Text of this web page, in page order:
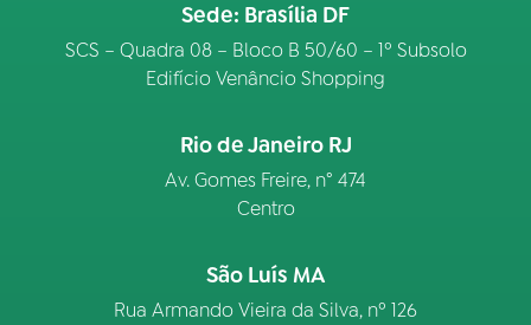
Sede: Brasília DF
SCS – Quadra 08 – Bloco B 50/60 – 1º Subsolo
Edifício Venâncio Shopping
Rio de Janeiro RJ
Av. Gomes Freire, n° 474
Centro
São Luís MA
Rua Armando Vieira da Silva, nº 126